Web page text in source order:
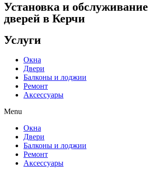
Установка и
дверей в Керчи
Услуги
Окна
Двери
Балконы и лоджии
Ремонт
Аксессуары
Menu
Окна
Двери
Балконы и лоджии
Ремонт
Аксессуары